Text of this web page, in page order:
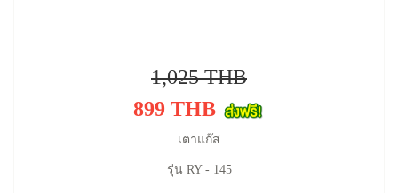
1,025 THB
899 THB
เตาแก๊ส
รุ่น RY - 145